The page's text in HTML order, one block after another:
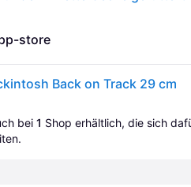
store
Back on Track 29 cm
bei 1 Shop erhältlich, die sich